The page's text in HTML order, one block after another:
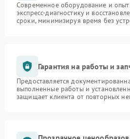
Современное оборудование и опыт
экспресс-диагностику и
сроки, минимизируя время без
Гарантия на работы и
Предоставляется
выполненные работы и
защищает клиента от повторных